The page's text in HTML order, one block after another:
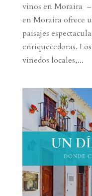
vinos en Moraira
en Moraira ofrece
paisajes
enriquecedoras.
viñedos locales,...